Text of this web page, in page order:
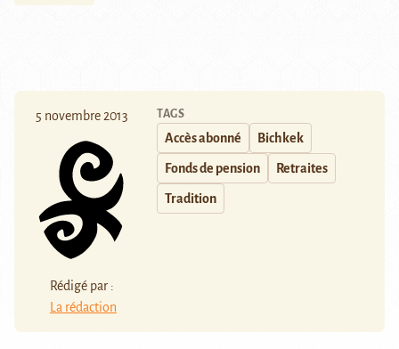
5 novembre 2013
Rédigé par :
La rédaction
TAGS
Accès abonné Bichkek
Fonds de pension Retraites
Tradition